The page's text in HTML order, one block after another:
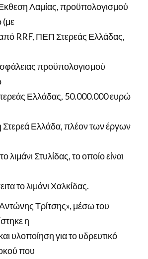
Λαμίας, προϋπολογισμού
(με
RRF, ΠΕΠ Στερεάς Ελλάδας,
προϋπολογισμού
Ελλάδας, 50.000.000 ευρώ
Ελλάδα, πλέον των έργων
λιμάνι Στυλίδας, το οποίο είναι
το λιμάνι Χαλκίδας.
Τρίτσης», μέσω του
η
υλοποίηση για το υδρευτικό
που